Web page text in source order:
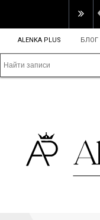
ALENKA PLUS БЛОГ